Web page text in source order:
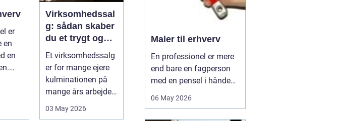
en
en
Virksomhedssal
g: sådan skaber
du et trygt og
vellykket salg
Et virksomhedssalg
er for mange ejere
kulminationen på
mange års arbejde.
planlagt e...
03 May 2026
Maler til erhverv
En professionel er mere
end bare en fagperson
med en pensel i hånden.
investerer i malerarbejde,
06 May 2026